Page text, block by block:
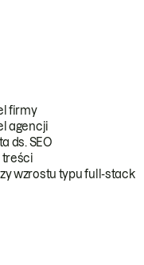
firmy
agencji
ds. SEO
treści
wzrostu typu full-stack